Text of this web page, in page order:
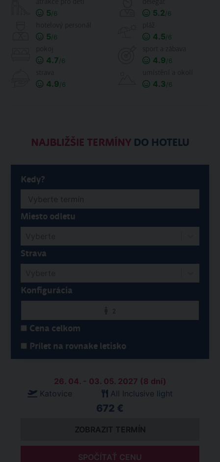
5/6 5.2/6
5/6 4.5/6
4.7/6 4.9/6
4.9/6 4.3/6
NAJBLIŽŠIE TERMÍNYDO HOTELU
Kedy?
Miesto odletu
Strava
Konfigurácia
Cena celkom
Prílet na rovnake letisko
26. 04. - 03. 05. 2027 (8 dní)
Katovice
All Inclusive light
672 €
ZOBRAZIT TERMÍN
SPOČÍTAŤ CENU